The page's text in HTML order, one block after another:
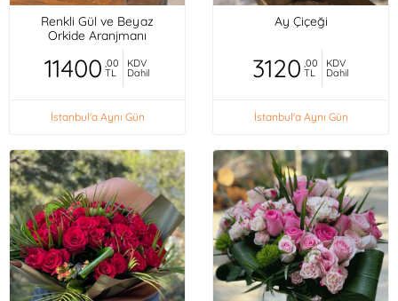
Renkli Gül ve Beyaz
Orkide Aranjmanı
11400 ,00
TL
KDV
Dahil
İstanbul'a Aynı Gün
Ay Çiçeği
3120 ,00
TL
KDV
Dahil
İstanbul'a Aynı Gün